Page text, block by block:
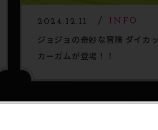
2024.12.11 INFO
ジョジョの奇妙な冒険 ダイカ
カーガムが登場！！